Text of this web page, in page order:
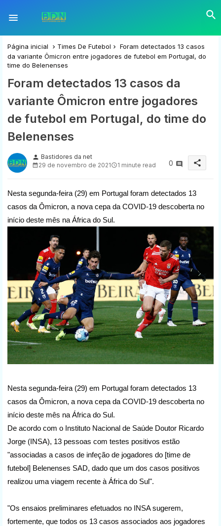
Página inicial Times De Futebol
Foram detectados 13 casos
da variante Ômicron entre jogadores de futebol em Portugal, do
time do Belenenses
Foram detectados 13 casos da
variante Ômicron entre jogadores
de futebol em Portugal, do time do
Belenenses
person Bastidores da net
29 de novembro de 2021
1 minute read 0 share
Nesta segunda-feira (29) em Portugal foram detectados 13
casos da Ômicron, a nova cepa da COVID-19 descoberta no
início deste mês na África do Sul.
Nesta segunda-feira (29) em Portugal foram detectados 13
casos da Ômicron, a nova cepa da COVID-19 descoberta no
início deste mês na África do Sul.
De acordo com o Instituto Nacional de Saúde Doutor Ricardo
Jorge (INSA), 13 pessoas com testes positivos estão
"associadas a casos de infeção de jogadores do [time de
futebol] Belenenses SAD, dado que um dos casos positivos
realizou uma viagem recente à África do Sul".
"Os ensaios preliminares efetuados no INSA sugerem,
fortemente, que todos os 13 casos associados aos jogadores